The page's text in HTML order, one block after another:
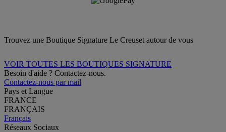
Trouvez une Boutique Signature Le Creuset autour de vous
VOIR TOUTES LES BOUTIQUES SIGNATURE
Besoin d'aide ? Contactez-nous.
Contactez-nous par mail
Pays et Langue
FRANCE
FRANÇAIS
Français
Réseaux Sociaux